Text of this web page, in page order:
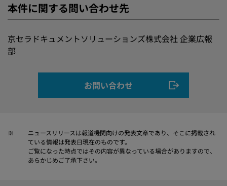
本件に関する問い合わせ先
京セラドキュメントソリューションズ株式会社 企業広報
部
お問い合わせ
※
ニュースリリースは報道機関向けの発表文章であり、そこに掲載され
ている情報は発表日現在のものです。
ご覧になった時点ではその内容が異なっている場合がありますので、
あらかじめご了承下さい。